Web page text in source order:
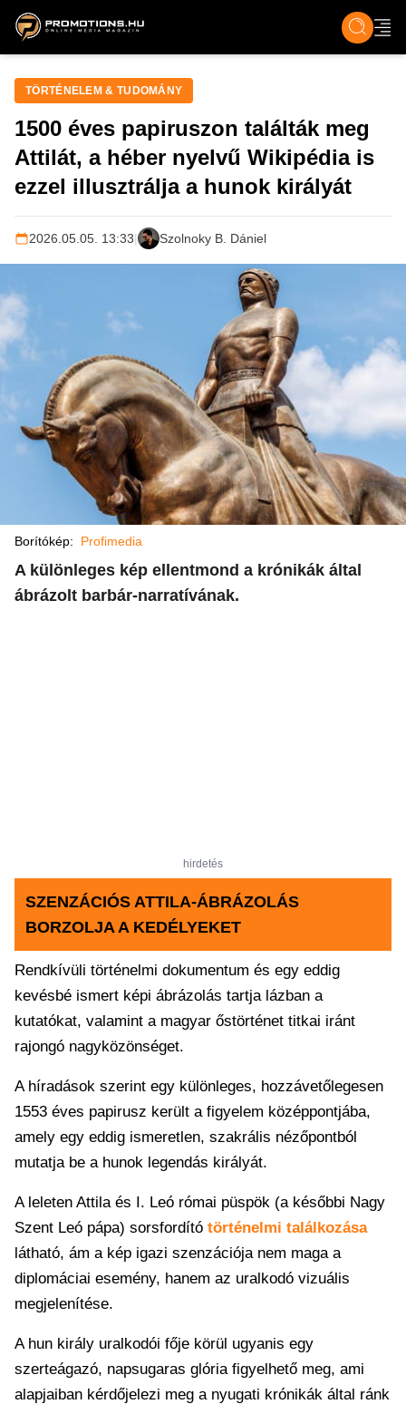
ZENE, FILM & KULT ÉLET TECH &
TÖRTÉNELEM & TUDOMÁNY
1500 éves papiruszon találták meg
Attilát, a héber nyelvű Wikipédia is
ezzel illusztrálja a hunok királyát
2026.05.05. 13:33| Szolnoky B. Dániel
Borítókép: Profimedia
A különleges kép ellentmond a krónikák által
ábrázolt barbár-narratívának.
hirdetés
SZENZÁCIÓS ATTILA-ÁBRÁZOLÁS
BORZOLJA A KEDÉLYEKET
Rendkívüli történelmi dokumentum és egy eddig
kevésbé ismert képi ábrázolás tartja lázban a
kutatókat, valamint a magyar őstörténet titkai iránt
rajongó nagyközönséget.
A híradások szerint egy különleges, hozzávetőlegesen
1553 éves papirusz került a figyelem középpontjába,
amely egy eddig ismeretlen, szakrális nézőpontból
mutatja be a hunok legendás királyát.
A leleten Attila és I. Leó római püspök (a későbbi Nagy
Szent Leó pápa) sorsfordító történelmi találkozása
látható, ám a kép igazi szenzációja nem maga a
diplomáciai esemény, hanem az uralkodó vizuális
megjelenítése.
A hun király uralkodói fője körül ugyanis egy
szerteágazó, napsugaras glória figyelhető meg, ami
alapjaiban kérdőjelezi meg a nyugati krónikák által ránk